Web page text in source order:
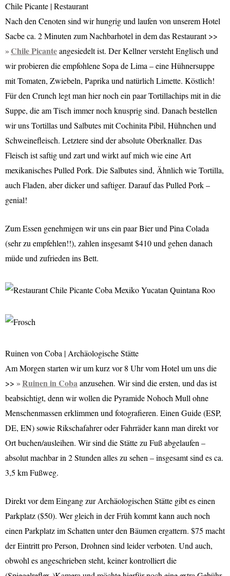
Chile Picante | Restaurant
Nach den Cenoten sind wir hungrig und laufen von unserem Hotel
Sacbe ca. 2 Minuten zum Nachbarhotel in dem das Restaurant >>
Chile Picanteangesiedelt ist. Der Kellner versteht Englisch und
wir probieren die empfohlene Sopa de Lima – eine Hühnersuppe
mit Tomaten, Zwiebeln, Paprika und natürlich Limette. Köstlich!
Für den Crunch legt man hier noch ein paar Tortillachips mit in die
Suppe, die am Tisch immer noch knusprig sind. Danach bestellen
wir uns Tortillas und Salbutes mit Cochinita Pibil, Hühnchen und
Schweinefleisch. Letztere sind der absolute Oberknaller. Das
Fleisch ist saftig und zart und wirkt auf mich wie eine Art
mexikanisches Pulled Pork. Die Salbutes sind, Ähnlich wie Tortilla,
auch Fladen, aber dicker und saftiger. Darauf das Pulled Pork –
genial!
Zum Essen genehmigen wir uns ein paar Bier und Pina Colada
(sehr zu empfehlen!!), zahlen insgesamt $410 und gehen danach
müde und zufrieden ins Bett.
Ruinen von Coba | Archäologische Stätte
Am Morgen starten wir um kurz vor 8 Uhr vom Hotel um uns die
>>
Ruinen in Cobaanzusehen. Wir sind die ersten, und das ist
beabsichtigt, denn wir wollen die Pyramide Nohoch Mull ohne
Menschenmassen erklimmen und fotografieren. Einen Guide (ESP,
DE, EN) sowie Rikschafahrer oder Fahrräder kann man direkt vor
Ort buchen/ausleihen. Wir sind die Stätte zu Fuß abgelaufen –
absolut machbar in 2 Stunden alles zu sehen – insgesamt sind es ca.
3,5 km Fußweg.
Direkt vor dem Eingang zur Archäologischen Stätte gibt es einen
Parkplatz ($50). Wer gleich in der Früh kommt kann auch noch
einen Parkplatz im Schatten unter den Bäumen ergattern. $75 macht
der Eintritt pro Person, Drohnen sind leider verboten. Und auch,
obwohl es angeschrieben steht, keiner kontrolliert die